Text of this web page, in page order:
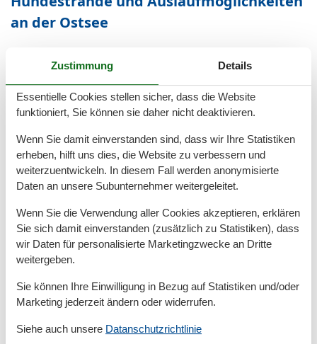
an der Ostsee
sind die offiziellen Hundestrände. Hier darf nach
Herzenslust gebuddelt, getobt und im Wasser
geplanscht werden. Die Strände sind sauber, gut
erreichbar und bieten ausreichend Platz, um andere
Hunde kennenzulernen. Darüber hinaus gibt es
zahlreiche Spazierwege entlang der Promenade, durch
den Godewindpark oder auf dem Priwall, wo auch in
der Leinenpflichtzeit ausreichend Bewegungsfreiheit
herrscht.
Freizeitspaß mit Hund in der Region
Neben dem Strandbesuch lohnt sich auch ein Ausflug
in die Umgebung. Ob eine Wanderung entlang der
Steilküste, eine Radtour mit Hundeanhänger oder ein
Aktivitäten sind auch mit Hund problemlos möglich.
Zustimmung Details
Essentielle Cookies stellen sicher, dass die Website
funktioniert, Sie können sie daher nicht deaktivieren.
Wenn Sie damit einverstanden sind, dass wir Ihre Statistiken
erheben, hilft uns dies, die Website zu verbessern und
weiterzuentwickeln. In diesem Fall werden anonymisierte
Daten an unsere Subunternehmer weitergeleitet.
Wenn Sie die Verwendung aller Cookies akzeptieren, erklären
Sie sich damit einverstanden (zusätzlich zu Statistiken), dass
wir Daten für personalisierte Marketingzwecke an Dritte
weitergeben.
Sie können Ihre Einwilligung in Bezug auf Statistiken und/oder
Marketing jederzeit ändern oder widerrufen.
Siehe auch unsere Datanschutzrichtlinie